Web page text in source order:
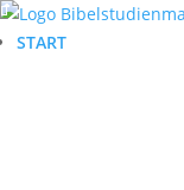
START